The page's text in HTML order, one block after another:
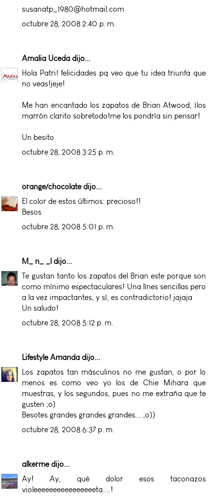
susanatp_1980@hotmail.com
octubre 28, 2008 2:40 p. m.
Amalia Uceda dijo...
Hola Patri! felicidades pq veo que tu idea triunfa que
no veas!jeje!
Me han encantado los zapatos de Brian Atwood, ¡los
marrón clarito sobretodo!me los pondría sin pensar!
Un besito
octubre 28, 2008 3:25 p. m.
orange/chocolatedijo...
El color de estos últimos: precioso!!
Besos
octubre 28, 2008 5:01 p. m.
M_ n_ _l dijo...
Te gustan tanto los zapatos del Brian este porque son
como mínimo espectaculares! Una línes sencillas pero
a la vez impactantes, y sí, es contradictorio! jajaja
Un saludo!
octubre 28, 2008 5:12 p. m.
Lifestyle Amanda dijo...
Los zapatos tan másculinos no me gustan, o por lo
menos es como veo yo los de Chie Mihara que
muestras, y los segundos, pues no me extraña que te
gusten ;o)
Besotes grandes grandes grandes... ;o))
octubre 28, 2008 6:37 p. m.
alkermedijo...
Ay! Ay, qué dolor esos taconazos
violeeeeeeeeeeeeeeeeta....!